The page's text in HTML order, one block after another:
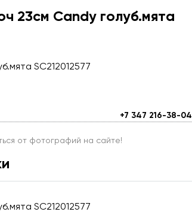
23см Candy голуб.мята
SC212012577
+7 347 216-38-04
от фотографий на сайте!
SC212012577